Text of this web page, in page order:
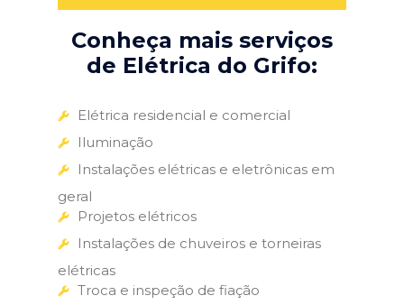
Conheça mais serviços
de Elétrica do Grifo:
Elétrica residencial e comercial
Iluminação
Instalações elétricas e eletrônicas em
geral
Projetos elétricos
Instalações de chuveiros e torneiras
elétricas
Troca e inspeção de fiação